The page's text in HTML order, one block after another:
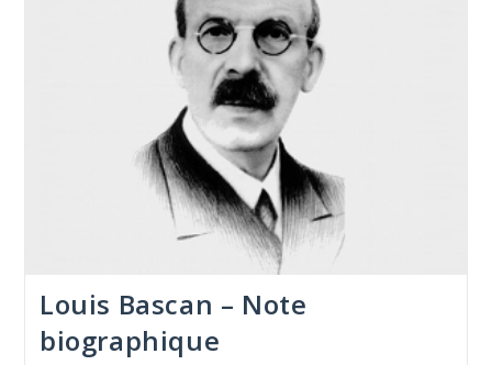
Louis Bascan – Note
biographique